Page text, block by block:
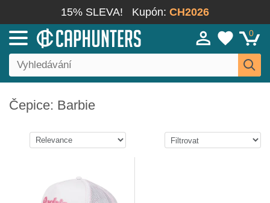
15% SLEVA! Kupón: CH2026
0
Čepice: Barbie